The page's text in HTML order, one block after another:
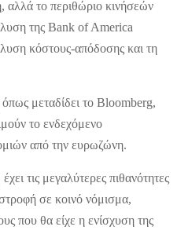
αλλά το περιθώριο κινήσεών
της Bank of America
κόστους-απόδοσης και τη
μεταδίδει το Bloomberg,
το ενδεχόμενο
από την ευρωζώνη.
τις μεγαλύτερες πιθανότητες
σε κοινό νόμισμα,
που θα είχε η ενίσχυση της